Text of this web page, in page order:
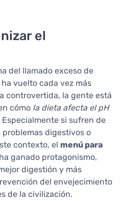
el
del llamado exceso de
vuelto cada vez más
controvertida, la gente está
cómo la dieta afecta el pH
si sufren de
digestivos o
contexto, el menú para
ha ganado protagonismo,
digestión y más
del envejecimiento
de la civilización.